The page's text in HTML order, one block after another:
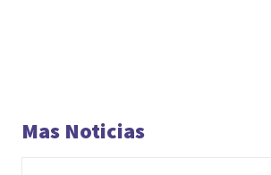
Mas Noticias